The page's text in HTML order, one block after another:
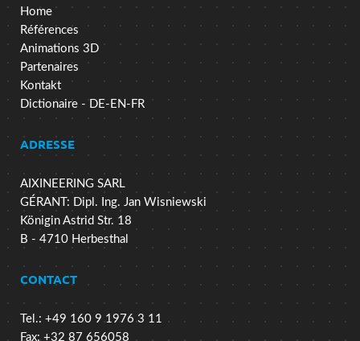
Home
Références
Animations 3D
Partenaires
Kontakt
Dictionaire - DE-EN-FR
ADRESSE
AIXINEERING SARL
GÉRANT: Dipl. Ing. Jan Wisniewski
Königin Astrid Str. 18
B - 4710 Herbesthal
CONTACT
Tel.: +49 160 9 1976 3 11
Fax: +32 87 656058